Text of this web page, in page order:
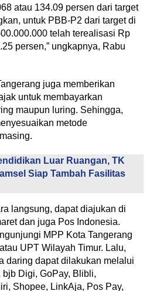
atau 134.09 persen dari target
untuk PBB-P2 dari target di
telah terealisasi Rp
persen,” ungkapnya, Rabu
juga memberikan
untuk membayarkan
maupun luring. Sehingga,
metode
Luar Ruangan, TK
Siap Tambah Fasilitas
langsung, dapat diajukan di
dan juga Pos Indonesia.
MPP Kota Tangerang
UPT Wilayah Timur. Lalu,
daring dapat dilakukan melalui
Digi, GoPay, Blibli,
Shopee, LinkAja, Pos Pay,